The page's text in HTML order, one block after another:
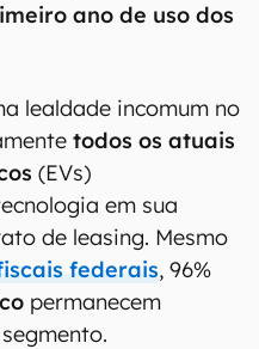
ano de uso dos
lealdade incomum no
todos os atuais
(EVs)
em sua
de leasing. Mesmo
federais, 96%
permanecem